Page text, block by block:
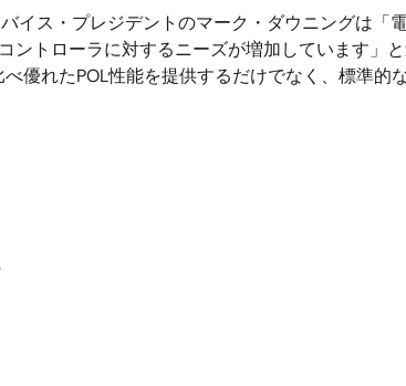
イス・プレジデントのマーク・ダウニングは「
トローラに対するニーズが増加しています」
優れたPOL性能を提供するだけでなく、標準的